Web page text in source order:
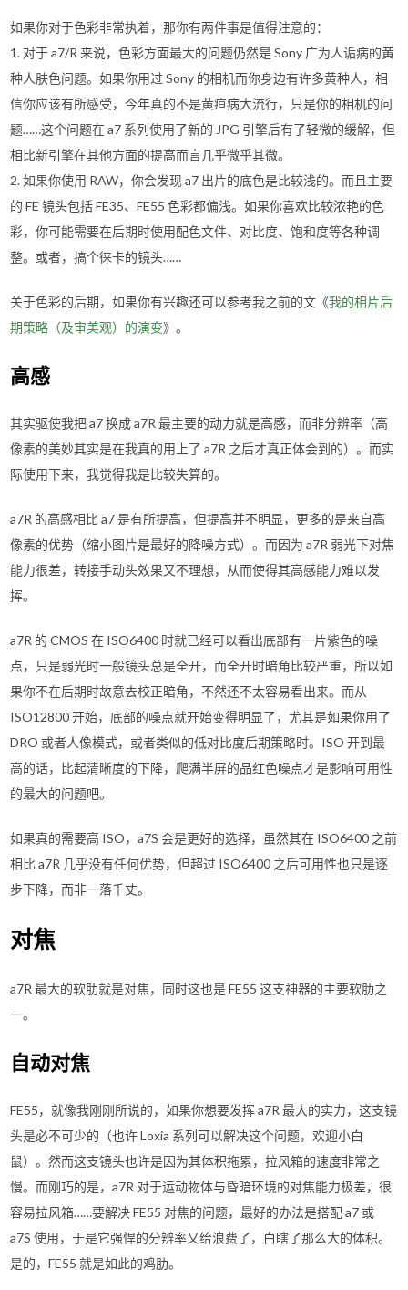
如果你对于色彩非常执着，那你有两件事是值得注意的：
1. 对于 a7/R 来说，色彩方面最大的问题仍然是 Sony 广为人诟病的黄
种人肤色问题。如果你用过 Sony 的相机而你身边有许多黄种人，相
信你应该有所感受，今年真的不是黄疸病大流行，只是你的相机的问
题……这个问题在 a7 系列使用了新的 JPG 引擎后有了轻微的缓解，但
相比新引擎在其他方面的提高而言几乎微乎其微。
2. 如果你使用 RAW，你会发现 a7 出片的底色是比较浅的。而且主要
的 FE 镜头包括 FE35、FE55 色彩都偏浅。如果你喜欢比较浓艳的色
彩，你可能需要在后期时使用配色文件、对比度、饱和度等各种调
整。或者，搞个徕卡的镜头……
关于色彩的后期，如果你有兴趣还可以参考我之前的文《我的相片后
期策略（及审美观）的演变》。
高感
其实驱使我把 a7 换成 a7R 最主要的动力就是高感，而非分辨率（高
像素的美妙其实是在我真的用上了 a7R 之后才真正体会到的）。而实
际使用下来，我觉得我是比较失算的。
a7R 的高感相比 a7 是有所提高，但提高并不明显，更多的是来自高
像素的优势（缩小图片是最好的降噪方式）。而因为 a7R 弱光下对焦
能力很差，转接手动头效果又不理想，从而使得其高感能力难以发
挥。
a7R 的 CMOS 在 ISO6400 时就已经可以看出底部有一片紫色的噪
点，只是弱光时一般镜头总是全开，而全开时暗角比较严重，所以如
果你不在后期时故意去校正暗角，不然还不太容易看出来。而从
ISO12800 开始，底部的噪点就开始变得明显了，尤其是如果你用了
DRO 或者人像模式，或者类似的低对比度后期策略时。ISO 开到最
高的话，比起清晰度的下降，爬满半屏的品红色噪点才是影响可用性
的最大的问题吧。
如果真的需要高 ISO，a7S 会是更好的选择，虽然其在 ISO6400 之前
相比 a7R 几乎没有任何优势，但超过 ISO6400 之后可用性也只是逐
步下降，而非一落千丈。
对焦
a7R 最大的软肋就是对焦，同时这也是 FE55 这支神器的主要软肋之
一。
自动对焦
FE55，就像我刚刚所说的，如果你想要发挥 a7R 最大的实力，这支镜
头是必不可少的（也许 Loxia 系列可以解决这个问题，欢迎小白
鼠）。然而这支镜头也许是因为其体积拖累，拉风箱的速度非常之
慢。而刚巧的是，a7R 对于运动物体与昏暗环境的对焦能力极差，很
容易拉风箱……要解决 FE55 对焦的问题，最好的办法是搭配 a7 或
a7S 使用，于是它强悍的分辨率又给浪费了，白瞎了那么大的体积。
是的，FE55 就是如此的鸡肋。